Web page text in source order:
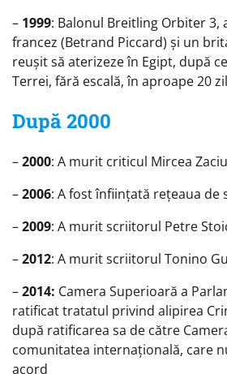
– 1999: Balonul Breitling Orbiter 3,
francez (Betrand Piccard) și un
reușit să aterizeze în Egipt, după
Terrei, fără escală, în aproape 20
După 2000
–2000: A murit criticul Mircea
–2006: A fost înființată rețeaua de
–2009: A murit scriitorul Petre
–2012: A murit scriitorul Tonino
–2014: Camera Superioară a
ratificat tratatul privind alipirea
după ratificarea sa de către
comunitatea internațională, care
acord